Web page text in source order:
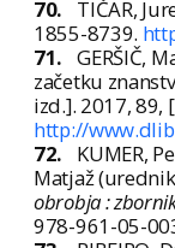
70.
TIČAR,
1855-8739.
71. GERŠIČ,
začetku
izd.]. 2017, 89,
http://
72.
KUMER,
Matjaž
obrobja :
978-961-05-